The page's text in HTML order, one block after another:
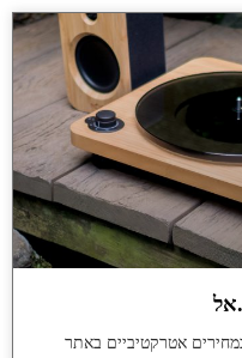
אטרקטיביים באתר